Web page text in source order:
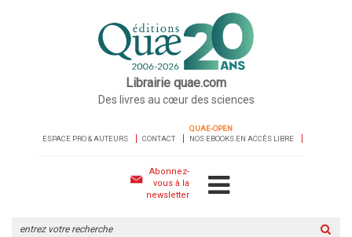
Librairie quae.com
Des livres au cœur des sciences
ESPACE PRO & AUTEURS CONTACT
QUAE-OPEN
NOS EBOOKS EN ACCÈS LIBRE
Abonnez-
vous à la
newsletter